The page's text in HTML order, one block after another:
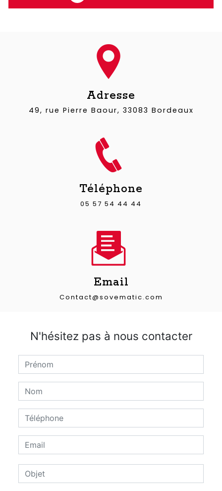
Adresse
49, rue Pierre Baour, 33083 Bordeaux
Téléphone
05 57 54 44 44
Email
contact@sovematic.com
N'hésitez pas à nous contacter